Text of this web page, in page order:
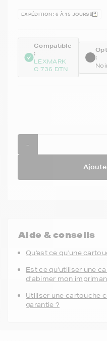
EXPÉDITION : 6 À 15 JOURS
Compatible
:
LEXMARK
C 736 DTN
:
-
Aide & conseils
Qu'est ce qu'une
Est ce qu'utiliser une
d'abimer mon
Utiliser une cartouche
garantie ?